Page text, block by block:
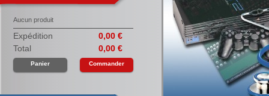
Aucun produit
Expédition
0,00 €
Total
0,00 €
Panier Commander